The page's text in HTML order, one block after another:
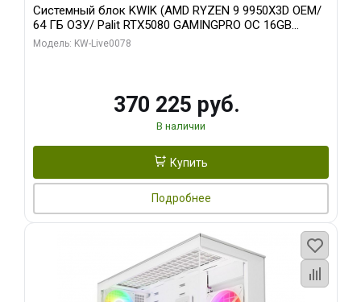
Системный блок KWIK (AMD RYZEN 9 9950X3D OEM/
64 ГБ ОЗУ/ Palit RTX5080 GAMINGPRO OC 16GB
GDDR7 256bit 3xDP HD/ 1 ТБ SSD)
Модель: KW-Live0078
370 225 руб.
В наличии
Купить
Подробнее